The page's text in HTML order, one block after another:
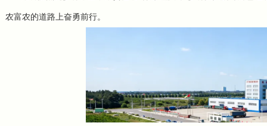
农富农的道路上奋勇前行。